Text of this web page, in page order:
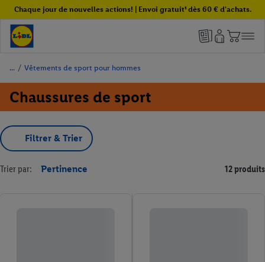
Chaque jour de nouvelles actions! | Envoi gratuit¹ dès 60 € d'achats.
/ Vêtements de sport pour hommes
Chaussures de sport
Filtrer & Trier
Trier par: Pertinence 12 produits